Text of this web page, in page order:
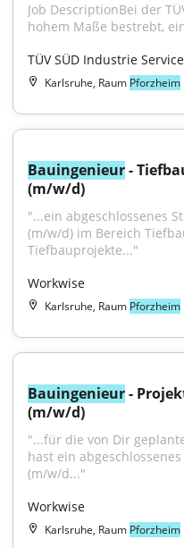
Job DescriptionBei der
hohem Maße bestrebt,
TÜV SÜD Industrie
Karlsruhe, Raum Pforzheim
Bauingenieur -
(m/w/d)
"...ein abgeschlossenes
(m/w/d) im Bereich
Tiefbauprojekte..."
Workwise
Karlsruhe, Raum Pforzheim
Bauingenieur -
(m/w/d)
"...für die von Dir
hast ein
(m/w/d..."
Workwise
Karlsruhe, Raum Pforzheim